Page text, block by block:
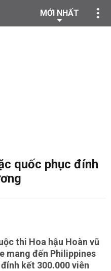
MỚI NHẤT
quốc phục đính
thi Hoa hậu Hoàn vũ
mang đến Philippines
kết 300.000 viên